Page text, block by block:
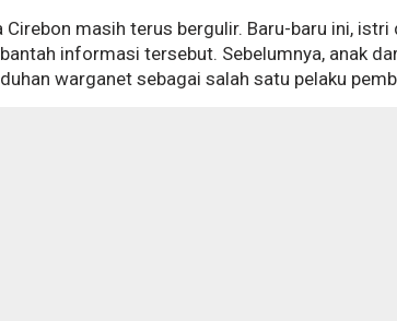
Cirebon masih terus bergulir. Baru-baru ini,
informasi tersebut. Sebelumnya, anak
warganet sebagai salah satu pelaku